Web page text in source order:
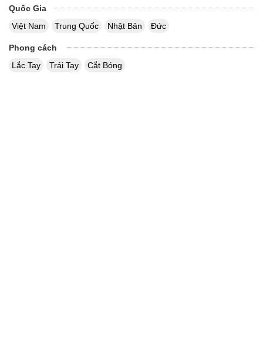
Quốc Gia
Việt Nam
Trung Quốc Nhật Bản Đức
Phong cách
Lắc Tay
Trái Tay Cắt Bóng